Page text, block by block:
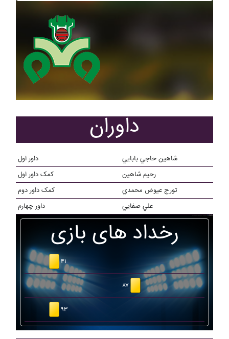
داوران
داور اول
شاهين حاجي بابايي
کمک داور اول
رحيم شاهين
کمک داور دوم
تورج عيوض محمدي
داور چهارم
علي صفايي
رخداد های بازی
۴۱
۸۷
۹۳